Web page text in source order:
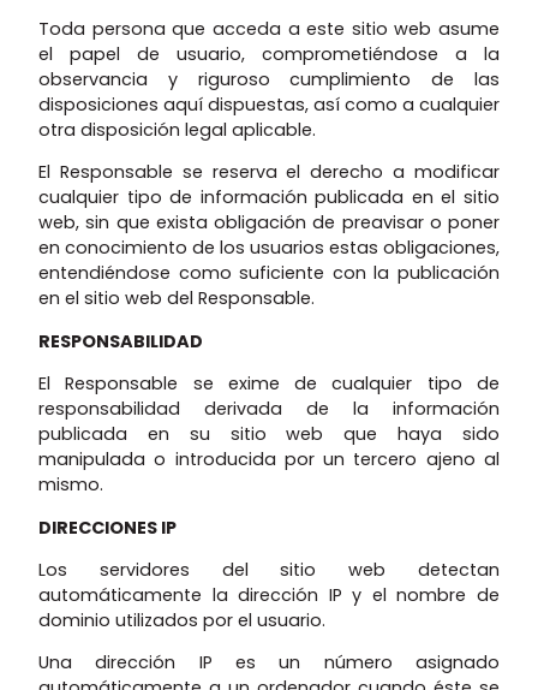
Toda persona que acceda a este sitio web asume
el papel de usuario, comprometiéndose a la
observancia y riguroso cumplimiento de las
disposiciones aquí dispuestas, así como a cualquier
otra disposición legal aplicable.
El Responsable se reserva el derecho a modificar
cualquier tipo de información publicada en el sitio
web, sin que exista obligación de preavisar o poner
en conocimiento de los usuarios estas obligaciones,
entendiéndose como suficiente con la publicación
en el sitio web del Responsable.
RESPONSABILIDAD
El Responsable se exime de cualquier tipo de
responsabilidad derivada de la información
publicada en su sitio web que haya sido
manipulada o introducida por un tercero ajeno al
mismo.
DIRECCIONES IP
Los servidores del sitio web detectan
automáticamente la dirección IP y el nombre de
dominio utilizados por el usuario.
Una dirección IP es un número asignado